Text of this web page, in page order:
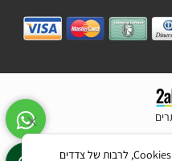
לידיעתך, באתרנו נעשה שימוש בקבצי Cookies, לרבות של צדדים